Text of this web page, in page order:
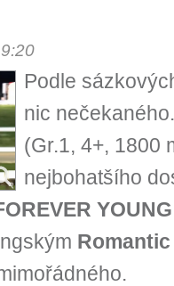
Podle
nic
(Gr.1, 4+, 1800
nejbohatšího
YOUNG